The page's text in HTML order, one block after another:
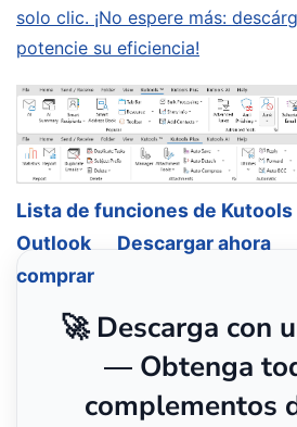
solo clic. ¡No espere más:
potencie su eficiencia!
Lista de funciones de Kutools
Outlook
Descargar ahora
comprar
🚀 Descarga con
— Obtenga
complementos